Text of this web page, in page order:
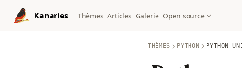
Skip to content
Kanaries
Thèmes Articles Galerie Open source
THÈMES PYTHON PYTHON